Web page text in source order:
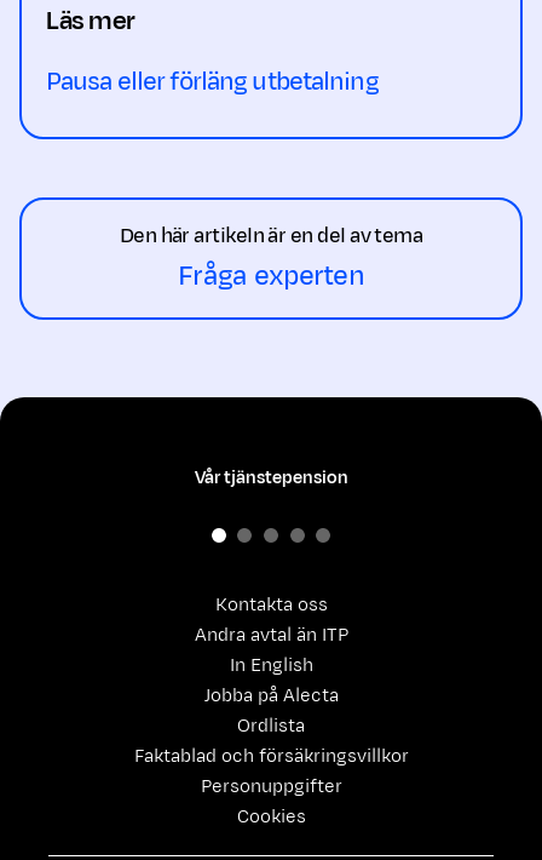
Läs mer
Pausa eller förläng utbetalning
Den här artikeln är en del av tema
Fråga experten
Kontakta oss
Andra avtal än ITP
In English
Jobba på Alecta
Ordlista
Faktablad och försäkringsvillkor
Personuppgifter
Cookies
Vår tjänstepension